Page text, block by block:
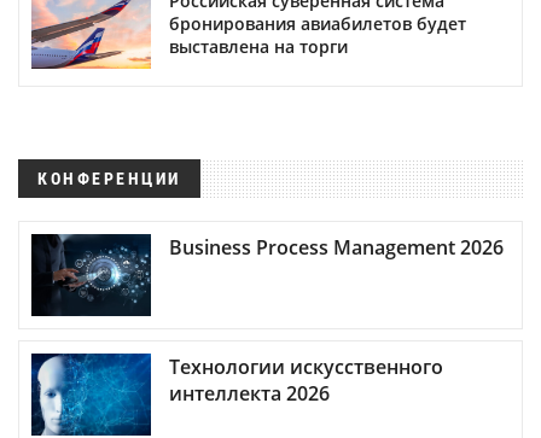
бронирования авиабилетов будет
выставлена на торги
КОНФЕРЕНЦИИ
Business Process Management 2026
Технологии искусственного
интеллекта 2026